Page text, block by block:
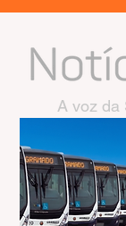
A voz da